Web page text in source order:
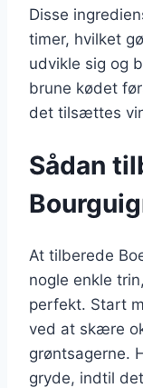
Disse
timer, hvilket
udvikle sig og
brune kødet
det tilsættes
Sådan
At tilberede
nogle enkle
perfekt. Start
ved at skære
grøntsagerne.
gryde, indtil